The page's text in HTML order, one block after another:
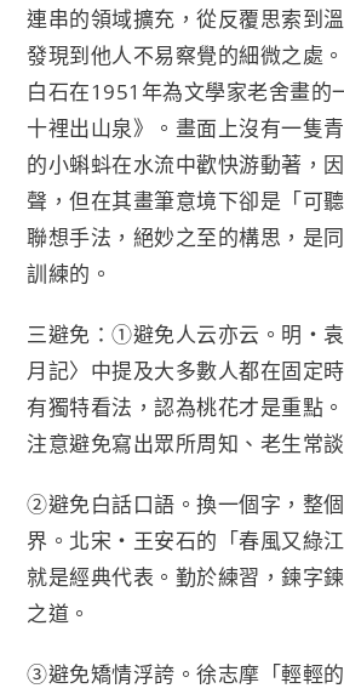
連串的領域擴充，從反覆思索到
發現到他人不易察覺的細微之處
白石在1951年為文學家老舍畫的
十裡出山泉》。畫面上沒有一隻
的小蝌蚪在水流中歡快游動著，
聲，但在其畫筆意境下卻是「可
聯想手法，絕妙之至的構思，是
訓練的。
三避免：①避免人云亦云。明‧
月記〉中提及大多數人都在固定
有獨特看法，認為桃花才是重點
注意避免寫出眾所周知、老生常
②避免白話口語。換一個字，整
界。北宋‧王安石的「春風又綠
就是經典代表。勤於練習，鍊字
之道。
③避免矯情浮誇。徐志摩「輕輕